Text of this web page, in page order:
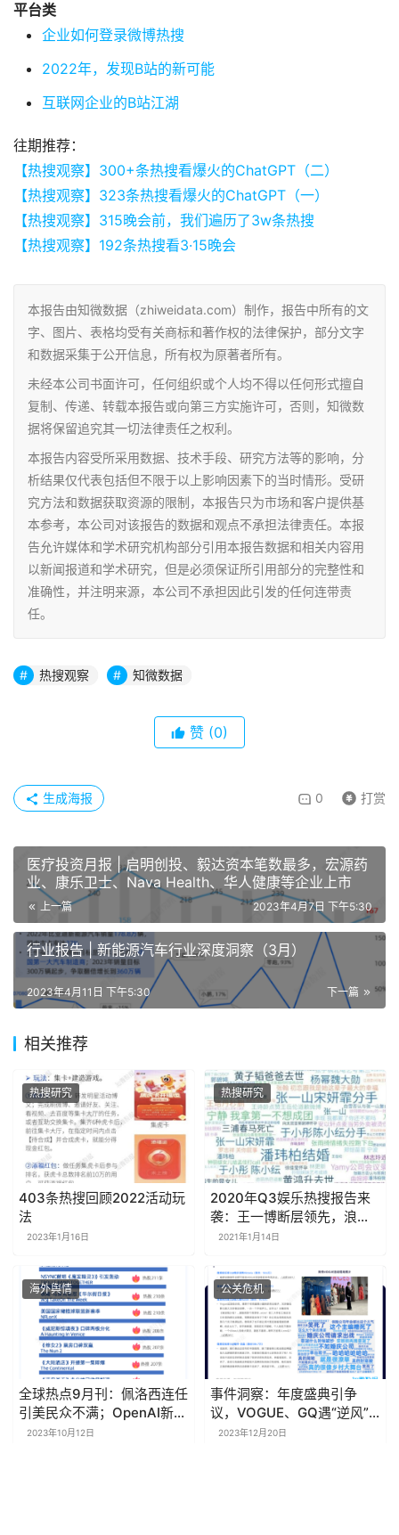
平台类
企业如何登录微博热搜
2022年，发现B站的新可能
互联网企业的B站江湖
往期推荐：
【热搜观察】300+条热搜看爆火的ChatGPT（二）
【热搜观察】323条热搜看爆火的ChatGPT（一）
【热搜观察】315晚会前，我们遍历了3w条热搜
【热搜观察】192条热搜看3·15晚会
本报告由知微数据（zhiweidata.com）制作，报告中所有的文
字、图片、表格均受有关商标和著作权的法律保护，部分文字
和数据采集于公开信息，所有权为原著者所有。
未经本公司书面许可，任何组织或个人均不得以任何形式擅自
复制、传递、转载本报告或向第三方实施许可，否则，知微数
据将保留追究其一切法律责任之权利。
本报告内容受所采用数据、技术手段、研究方法等的影响，分
析结果仅代表包括但不限于以上影响因素下的当时情形。受研
究方法和数据获取资源的限制，本报告只为市场和客户提供基
本参考，本公司对该报告的数据和观点不承担法律责任。本报
告允许媒体和学术研究机构部分引用本报告数据和相关内容用
以新闻报道和学术研究，但是必须保证所引用部分的完整性和
准确性，并注明来源，本公司不承担因此引发的任何连带责
任。
热搜观察 知微数据
赞 (0)
0 打赏
生成海报
医疗投资月报 | 启明创投、毅达资本笔数最多，宏源药
业、康乐卫士、Nava Health、华人健康等企业上市
上一篇 2023年4月7日 下午5:30
行业报告 | 新能源汽车行业深度洞察（3月）
下一篇
2023年4月11日 下午5:30
相关推荐
热搜研究
403条热搜回顾2022活动玩
法
2023年1月16日
热搜研究
2020年Q3娱乐热搜报告来
袭：王一博断层领先，浪姐
霸屏
2021年1月14日
海外舆情
全球热点9月刊：佩洛西连任
引美民众不满；OpenAI新产
品功能强大 | 探舆论场
2023年10月12日
公关危机
事件洞察：年度盛典引争
议，VOGUE、GQ遇“逆风” |
探舆论场
2023年12月20日